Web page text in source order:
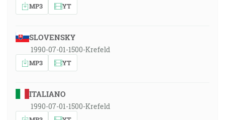
MP3 YT
SLOVENSKY
1990-07-01-1500-Krefeld
MP3 YT
ITALIANO
1990-07-01-1500-Krefeld